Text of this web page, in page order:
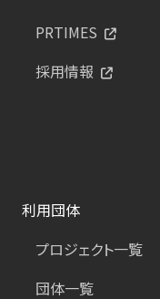
PRTIMES
採用情報
利用団体
プロジェクト一覧
団体一覧